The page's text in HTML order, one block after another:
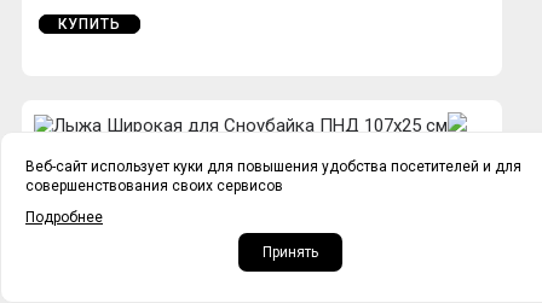
КУПИТЬ
Лыжа Широкая для Сноубайка ПНД 107х25 см
Веб-сайт использует куки для повышения удобства посетителей и для
совершенствования своих сервисов
Подробнее
Принять